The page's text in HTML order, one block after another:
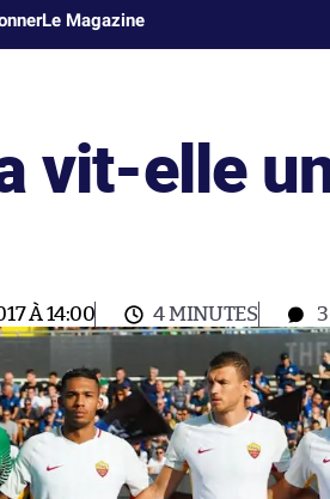
Le Magazine
vit-elle
À 14:00 4 MINUTES